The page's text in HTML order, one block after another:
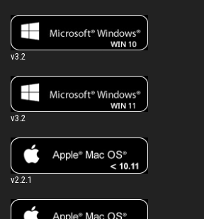
v3.2
v3.2
v2.2.1